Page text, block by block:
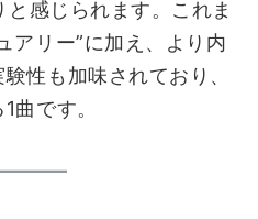
感じられます。これま
アリー”に加え、より内
性も加味されており、
曲です。